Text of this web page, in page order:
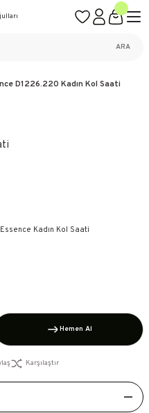
GARANTİSİ
ARA
D1226.220 Kadın Kol Saati
Essence Kadın Kol Saati
Hemen Al
Karşılaştır